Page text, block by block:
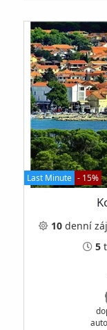
Last Minute - 15%
10denní
5